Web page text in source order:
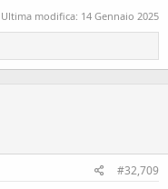
Ultima modifica: 14 Gennaio 2025
#32,709